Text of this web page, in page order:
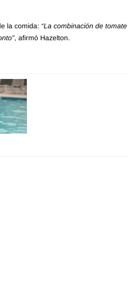
la comida: “La combinación de
, afirmó Hazelton.